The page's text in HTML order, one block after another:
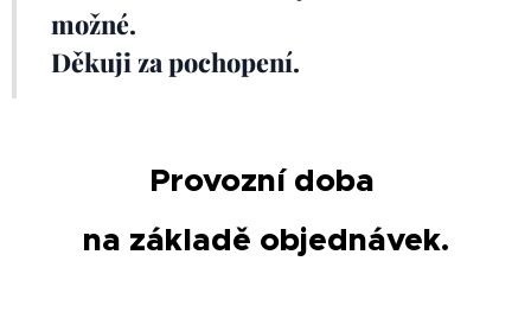
možné.
Děkuji za pochopení.
Provozní doba
na základě objednávek.